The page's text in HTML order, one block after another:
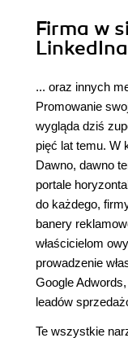
Firma w
... oraz innych
Promowanie
wygląda dziś
pięć lat temu. W
Dawno, dawno
portale
do każdego,
banery
właścicielom
prowadzenie
Google
leadów
Te wszystkie